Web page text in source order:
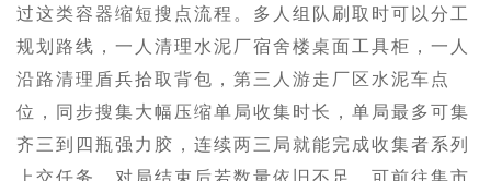
过这类容器缩短搜点流程。多人组队刷取时可以分工
规划路线，一人清理水泥厂宿舍楼桌面工具柜，一人
沿路清理盾兵拾取背包，第三人游走厂区水泥车点
位，同步搜集大幅压缩单局收集时长，单局最多可集
齐三到四瓶强力胶，连续两三局就能完成收集者系列
上交任务。对局结束后若数量依旧不足，可前往集市